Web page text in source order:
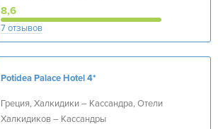
8,6
7 отзывов
Potidea Palace Hotel4*
Греция, Халкидики – Кассандра, Отели
Халкидиков – Кассандры